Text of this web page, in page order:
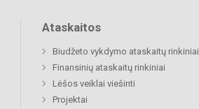
Ataskaitos
Biudžeto vykdymo ataskaitų rinkiniai
Finansinių ataskaitų rinkiniai
Lėšos veiklai viešinti
Projektai